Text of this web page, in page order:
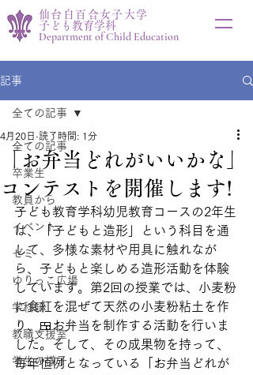
仙台白百合女子大学
子ども教育学科
Department of Child Education
記事
全ての記事
卒業生
教員から
イベント
ゼミ
ゆりっこ広場
学科研
教職支援室
学生の様子
全ての記事
「お弁当どれがいいかな」
コンテストを開催します!
4月20日 読了時間: 1分
子ども教育学科幼児教育コースの2年生
は、「子どもと造形」という科目を通
して、多様な素材や用具に触れなが
ら、子どもと楽しめる造形活動を体験
しています。第2回の授業では、小麦粉
に食紅を混ぜて天然の小麦粉粘土を作
り、🍱お弁当を制作する活動を行いま
した。そして、その成果物を持って、
毎年恒例となっている「お弁当どれが